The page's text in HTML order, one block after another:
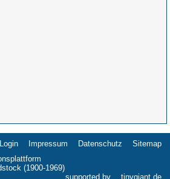
Navigation
überspringen
Login Impressum Datenschutz Sitemap
(1900-1969)
supported by
tinygiant.de